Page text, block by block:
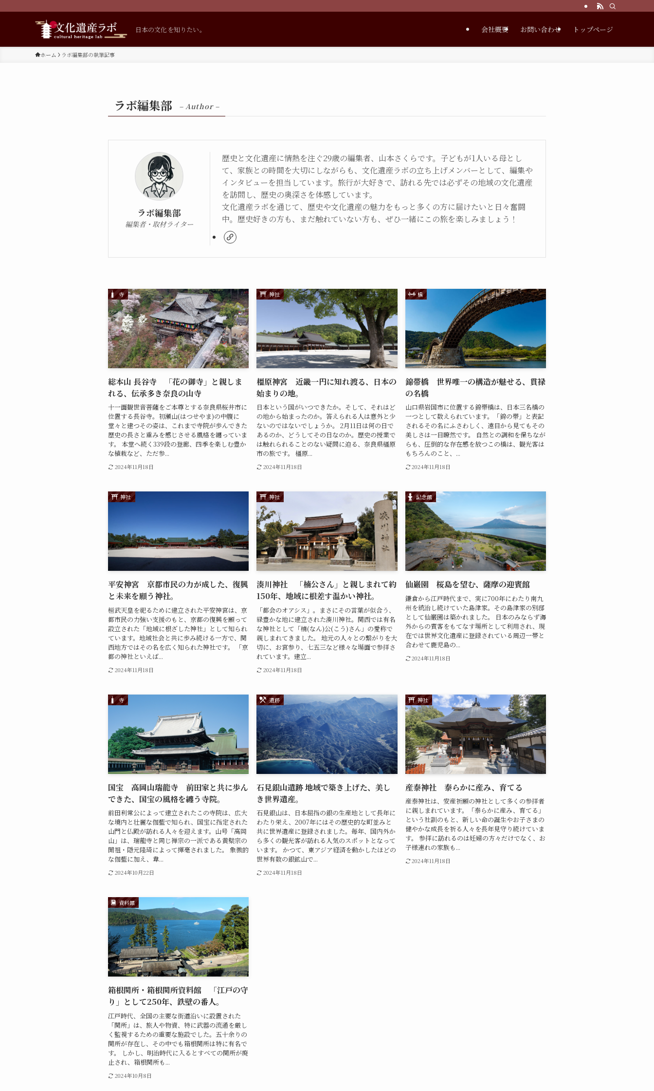
日本の文化を知りたい。 会社概要 お問い合わせ トップページ
ホーム ラボ編集部の執筆記事
ラボ編集部 – Author –
ラボ編集部
編集者・取材ライター
歴史と文化遺産に情熱を注ぐ29歳の編集者、山本さくらです。子どもが1人いる母とし
て、家族との時間を大切にしながらも、文化遺産ラボの立ち上げメンバーとして、編集や
インタビューを担当しています。旅行が大好きで、訪れる先では必ずその地域の文化遺産
を訪問し、歴史の奥深さを体感しています。
文化遺産ラボを通じて、歴史や文化遺産の魅力をもっと多くの方に届けたいと日々奮闘
中。歴史好きの方も、まだ触れていない方も、ぜひ一緒にこの旅を楽しみましょう！
寺
総本山 長谷寺 「花の御寺」と親しま
れる、伝承多き奈良の山寺
十一面観世音菩薩をご本尊とする奈良県桜井市に
位置する長谷寺。初瀬山(はつせやま)の中腹に
堂々と建つその姿は、これまで寺院が歩んできた
歴史の長さと重みを感じさせる風格を纏っていま
す。 本堂へ続く339段の登廊、四季を楽しむ豊か
な植栽など、ただ参...
2024年11月18日
神社
橿原神宮 近畿一円に知れ渡る、日本の
始まりの地。
日本という国がいつできたか。そして、それはど
の地から始まったのか。答えられる人は意外と少
ないのではないでしょうか。 2月11日は何の日で
あるのか、どうしてその日なのか。歴史の授業で
は触れられることのない疑問に迫る、奈良県橿原
市の旅です。 橿原...
2024年11月18日
橋
錦帯橋 世界唯一の構造が魅せる、貫禄
の名橋
山口県岩国市に位置する錦帯橋は、日本三名橋の
一つとして数えられています。「錦の帯」と表記
されるその名にふさわしく、遠目から見てもその
美しさは一目瞭然です。 自然との調和を保ちなが
らも、圧倒的な存在感を放つこの橋は、観光客は
もちろんのこと、...
2024年11月18日
神社
平安神宮 京都市民の力が成した、復興
と未来を願う神社。
桓武天皇を祀るために建立された平安神宮は、京
都市民の力強い支援のもと、京都の復興を願って
設立された「地域に根ざした神社」として知られ
ています。地域社会と共に歩み続ける一方で、関
西地方ではその名を広く知られた神社です。 「京
都の神社といえば...
2024年11月18日
神社
湊川神社 「楠公さん」と親しまれて約
150年、地域に根差す温かい神社。
「都会のオアシス」。まさにその言葉が似合う、
緑豊かな地に建立された湊川神社。関西では有名
な神社として「楠(なん)公(こう)さん」の愛称で
親しまれてきました。 地元の人々との繋がりを大
切に、お宮参り、七五三など様々な場面で参拝さ
れています。建立...
2024年11月18日
記念館
仙巌園 桜島を望む、薩摩の迎賓館
鎌倉から江戸時代まで、実に700年にわたり南九
州を統治し続けていた島津家。その島津家の別邸
として仙巌園は築かれました。 日本のみならず海
外からの賓客をもてなす場所として利用され、現
在では世界文化遺産に登録されている周辺一帯と
合わせて鹿児島の...
2024年11月18日
寺
国宝 高岡山瑞龍寺 前田家と共に歩ん
できた、国宝の風格を纏う寺院。
前田利常公によって建立されたこの寺院は、広大
な境内と壮麗な伽藍で知られ、国宝に指定された
山門と仏殿が訪れる人々を迎えます。山号「高岡
山」は、瑞龍寺と同じ禅宗の一派である黄檗宗の
開祖・隠元隆琦によって揮毫されました。 象徴的
な伽藍に加え、韋...
2024年10月22日
遺跡
石見銀山遺跡 地域で築き上げた、美し
き世界遺産。
石見銀山は、日本屈指の銀の生産地として長年に
わたり栄え、2007年にはその歴史的な町並みと
共に世界遺産に登録されました。毎年、国内外か
ら多くの観光客が訪れる人気のスポットとなって
います。 かつて、東アジア経済を動かしたほどの
世界有数の銀鉱山で...
2024年11月18日
神社
産泰神社 泰らかに産み、育てる
産泰神社は、安産祈願の神社として多くの参拝者
に親しまれています。「泰らかに産み、育てる」
という社訓のもと、新しい命の誕生やお子さまの
健やかな成長を祈る人々を長年見守り続けていま
す。 参拝に訪れるのは妊婦の方々だけでなく、お
子様連れの家族も...
2024年11月18日
資料館
箱根関所・箱根関所資料館 「江戸の守
り」として250年、鉄壁の番人。
江戸時代、全国の主要な街道沿いに設置された
「関所」は、旅人や物資、特に武器の流通を厳し
く監視するための重要な施設でした。五十余りの
関所が存在し、その中でも箱根関所は特に有名で
す。 しかし、明治時代に入るとすべての関所が廃
止され、箱根関所も...
2024年10月8日